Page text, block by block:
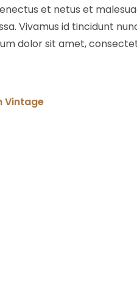
et netus et
Vivamus id tincidunt
dolor sit amet,
Vintage